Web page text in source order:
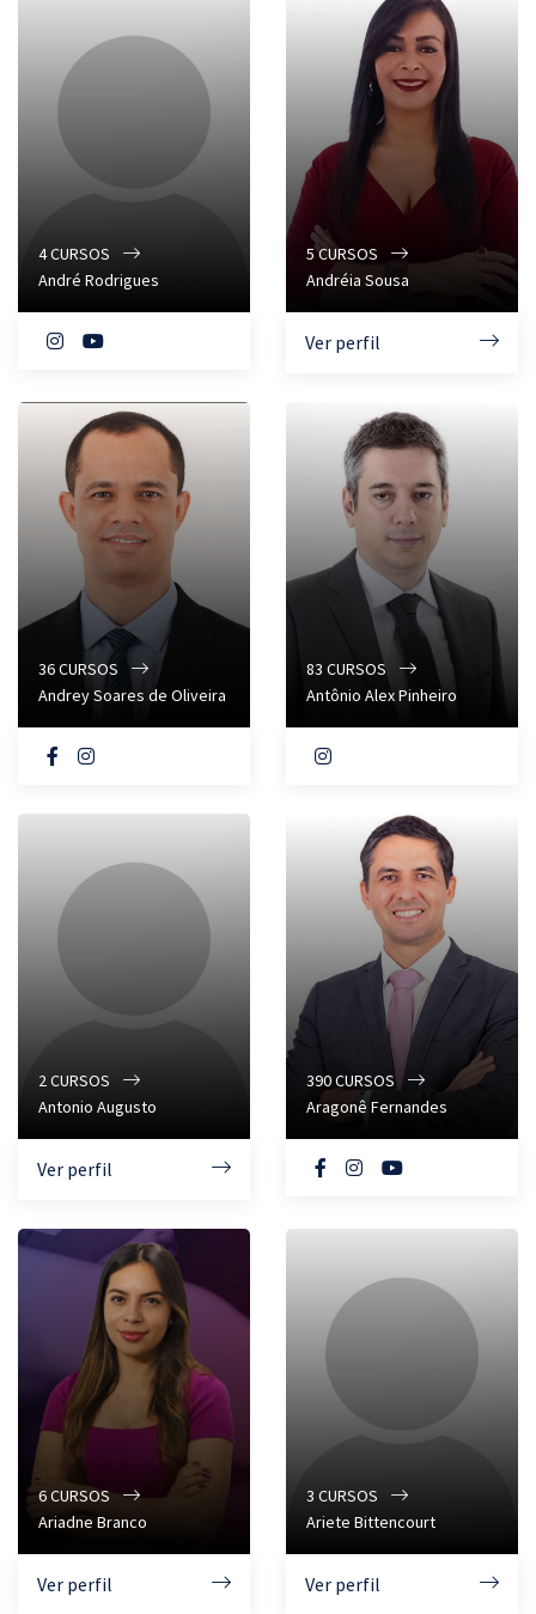
4CURSOS
André Rodrigues
5CURSOS
Andréia Sousa
Ver perfil
36CURSOS
Andrey Soares de Oliveira
83 CURSOS
Antônio Alex Pinheiro
2CURSOS
Antonio Augusto
Ver perfil
390CURSOS
Aragonê Fernandes
6CURSOS
Ariadne Branco
Ver perfil
3 CURSOS
Ariete Bittencourt
Ver perfil